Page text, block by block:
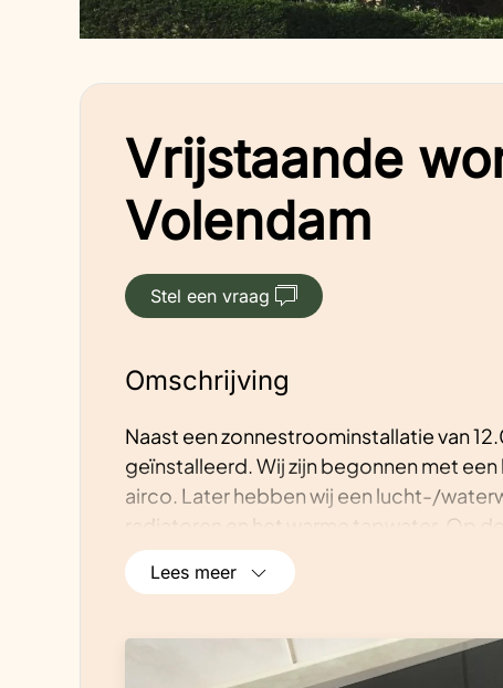
Vrijstaande
Volendam
Stel een vraag
Omschrijving
Naast een zonnestroominstallatie van
geïnstalleerd. Wij zijn begonnen met
airco. Later hebben wij een lucht-/
radiatoren en het warme tapwater. Op
aangesloten. Verder wordt er in dit huis
elektrische fietsen en rijden we tevens
elektriciteit te kunnen voeden. Hiermee
want de gasaansluiting is al enige tijd
Lees meer